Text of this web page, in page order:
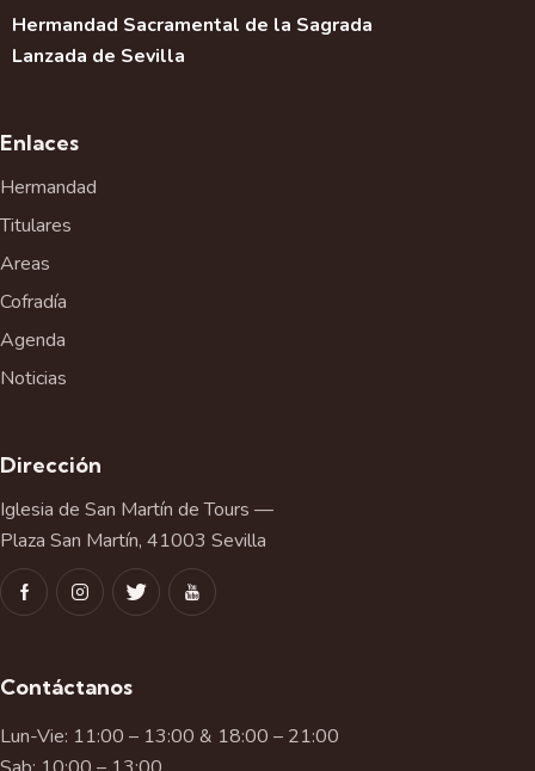
E
v
t
o
Hermandad Sacramental de la Sagrada
Lanzada de Sevilla
Enlaces
Hermandad
Titulares
Areas
Cofradía
Agenda
Noticias
Dirección
Iglesia de San Martín de Tours —
Plaza San Martín, 41003 Sevilla
Contáctanos
Lun-Vie: 11:00 – 13:00 & 18:00 – 21:00